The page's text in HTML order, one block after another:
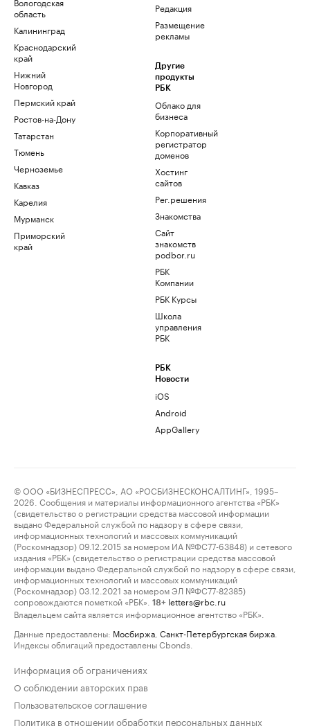
область
Калининград
Краснодарский
край
Нижний
Новгород
Пермский край
Ростов-на-Дону
Татарстан
Тюмень
Черноземье
Кавказ
Карелия
Мурманск
Приморский
край
Редакция
Размещение
рекламы
Другие
продукты
РБК
Облако для
бизнеса
Корпоративный
регистратор
доменов
Хостинг
сайтов
Рег.решения
Знакомства
Сайт
знакомств
podbor.ru
РБК
Компании
РБК Курсы
Школа
управления
РБК
РБК
Новости
iOS
Android
AppGallery
© ООО «БИЗНЕСПРЕСС», АО «РОСБИЗНЕСКОНСАЛТИНГ», 1995–
2026. Сообщения и материалы информационного агентства «РБК»
(свидетельство о регистрации средства массовой информации
выдано Федеральной службой по надзору в сфере связи,
информационных технологий и массовых коммуникаций
(Роскомнадзор) 09.12.2015 за номером ИА №ФС77-63848) и сетевого
издания «РБК» (свидетельство о регистрации средства массовой
информации выдано Федеральной службой по надзору в сфере связи,
информационных технологий и массовых коммуникаций
(Роскомнадзор) 03.12.2021 за номером ЭЛ №ФС77-82385)
сопровождаются пометкой «РБК».
18+ letters@rbc.ru
Владельцем сайта является информационное агентство «РБК».
Данные предоставлены: Мосбиржа Санкт-Петербургская биржа
Индексы облигаций предоставлены Cbonds.
Информация об ограничениях
О соблюдении авторских прав
Пользовательское соглашение
Политика в отношении обработки персональных данных